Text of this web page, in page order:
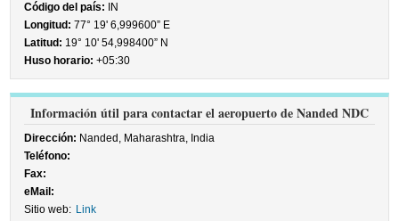
Código del país: IN
Longitud: 77° 19' 6,999600” E
Latitud: 19° 10' 54,998400” N
Huso horario: +05:30
Información útil para contactar el aeropuerto de Nanded NDC
Dirección: Nanded, Maharashtra, India
Teléfono:
Fax:
eMail:
Sitio web: Link